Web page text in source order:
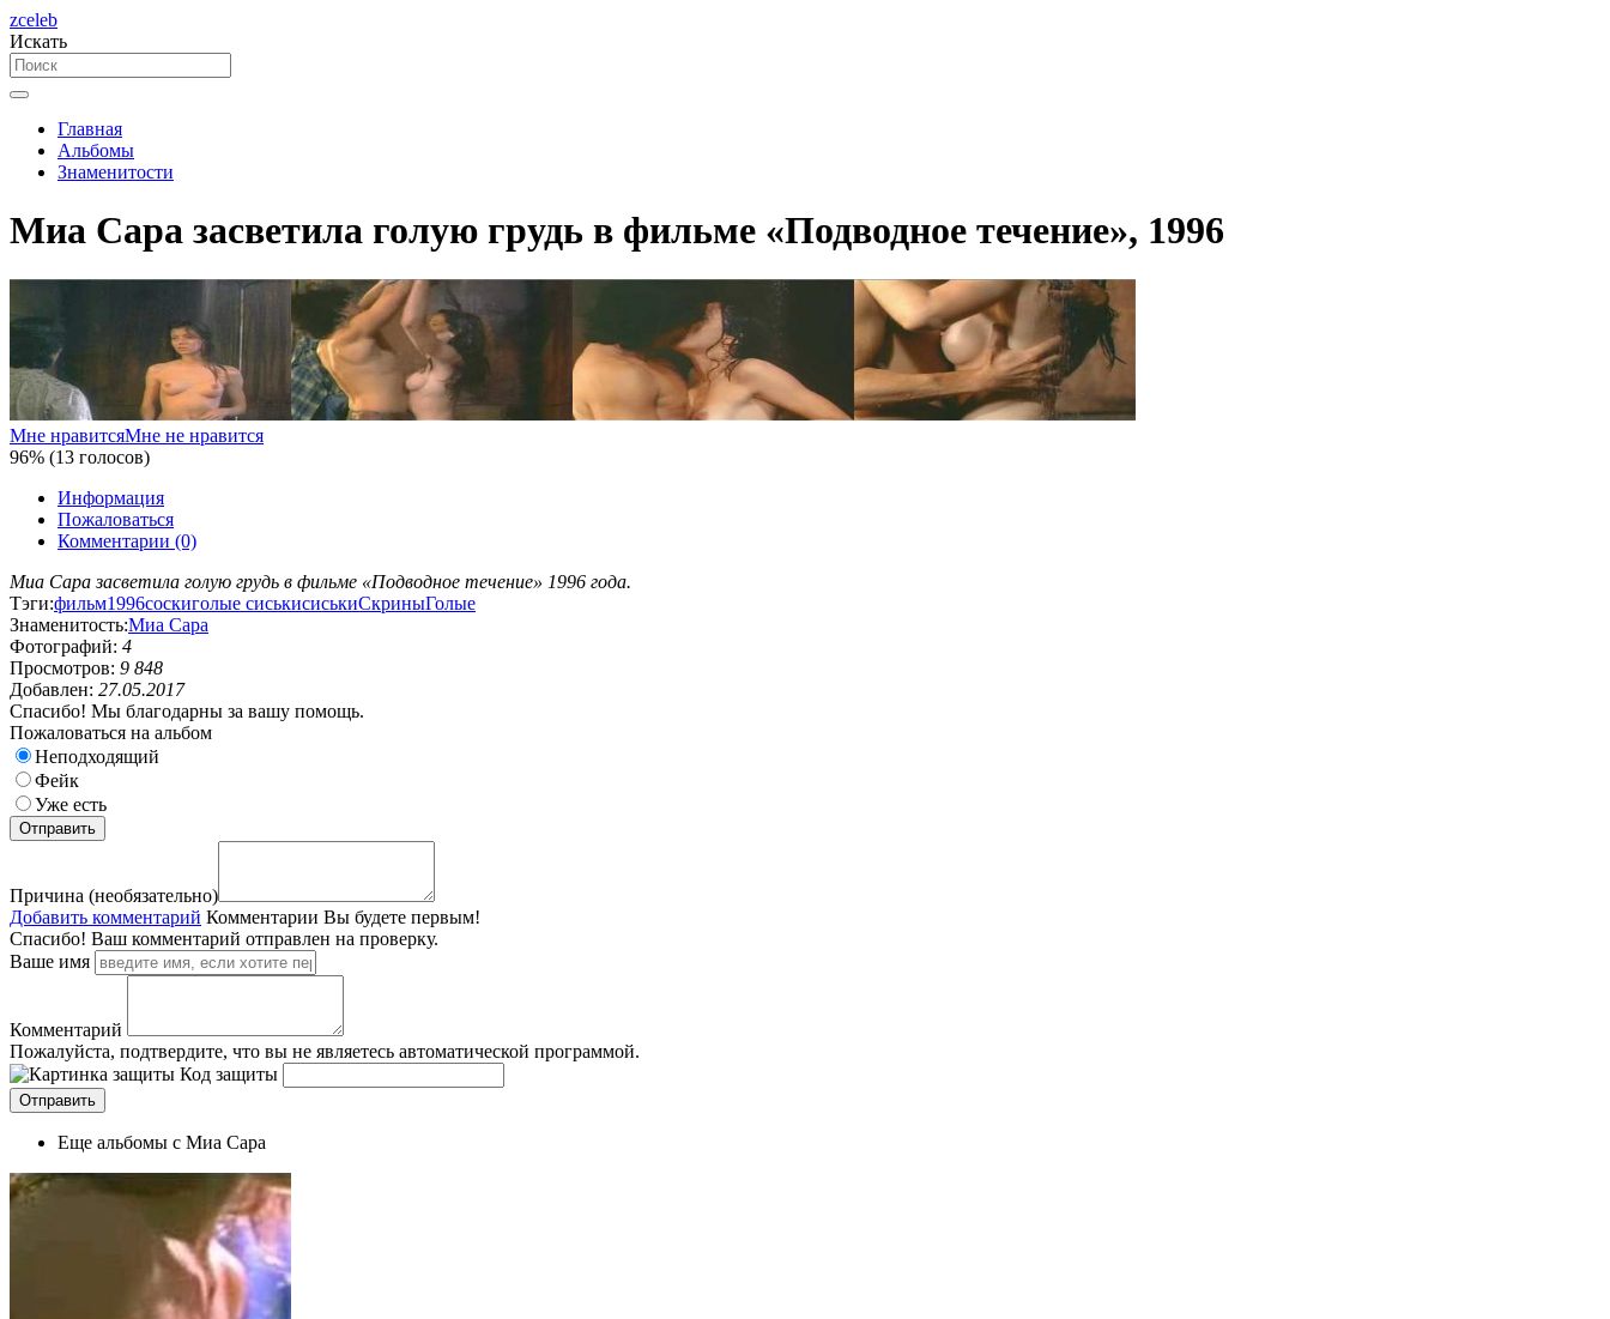
zceleb
Искать
Главная
Альбомы
Знаменитости
Миа Сара засветила голую грудь в фильме «Подводное течение», 1996
Мне нравитсяМне не нравится
96% (13 голосов)
Информация
Пожаловаться
Комментарии (0)
Миа Сара засветила голую грудь в фильме «Подводное течение» 1996 года.
Тэги:фильм1996соскиголые сиськисиськиСкриныГолые
Знаменитость:Миа Сара
Фотографий: 4
Просмотров: 9 848
Добавлен: 27.05.2017
Спасибо! Мы благодарны за вашу помощь.
Пожаловаться на альбом
Неподходящий
Фейк
Уже есть
Причина (необязательно)
Добавить комментарий Комментарии Вы будете первым!
Спасибо! Ваш комментарий отправлен на проверку.
Ваше имя
Комментарий
Пожалуйста, подтвердите, что вы не являетесь автоматической программой.
Код защиты
Еще альбомы с Миа Сара